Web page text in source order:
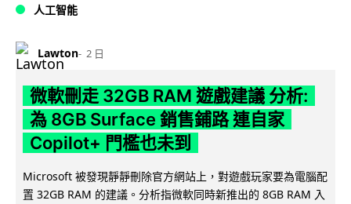
人工智能
Lawton 2 日
微軟刪走 32GB RAM 遊戲建議 分析:
為 8GB Surface 銷售鋪路 連自家
Copilot+ 門檻也未到
Microsoft 被發現靜靜刪除官方網站上，對遊戲玩家要為電腦配
置 32GB RAM 的建議。分析指微軟同時新推出的 8GB RAM 入